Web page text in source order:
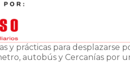
toda la ciudad
y prácticas para desplazarse
autobús y Cercanías por